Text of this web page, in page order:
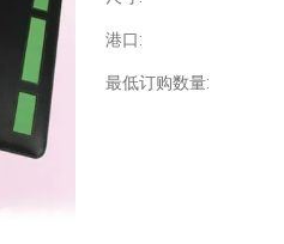
港口:
最低订购数量: